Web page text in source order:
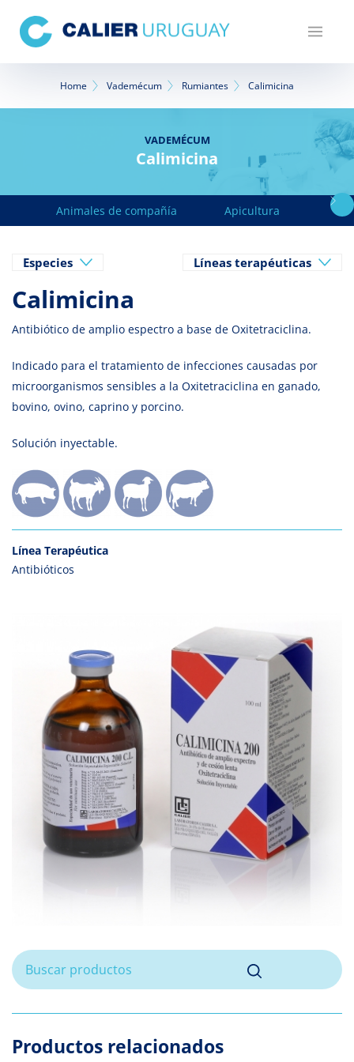
contenido
principal
Sobrescribir
enlaces
a
la
navegación
Home Vademécum Rumiantes Calimicina
VADEMÉCUM
Calimicina
Animales de compañía Apicultura
Especies Líneas terapéuticas
Calimicina
Antibiótico de amplio espectro a base de Oxitetraciclina.
Indicado para el tratamiento de infecciones causadas por
microorganismos sensibles a la Oxitetraciclina en ganado,
bovino, ovino, caprino y porcino.
Solución inyectable.
Línea Terapéutica
Antibióticos
Productos relacionados